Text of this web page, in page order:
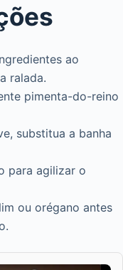
ao
ralada.
pimenta-do-reino
substitua a banha
para agilizar o
ou orégano antes